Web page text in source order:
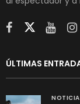
ÚLTIMAS